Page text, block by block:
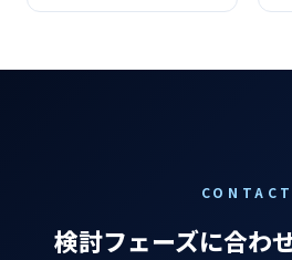
CONTACT
検討フェーズに合わ